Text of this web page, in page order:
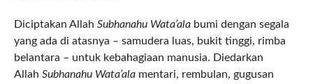
Diciptakan Allah Subhanahu Wata’alabumi dengan segala
yang ada di atasnya – samudera luas, bukit tinggi, rimba
belantara – untuk kebahagiaan manusia. Diedarkan
Allah Subhanahu Wata’alamentari, rembulan, gugusan